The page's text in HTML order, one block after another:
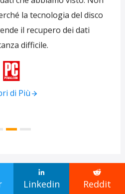

Linkedin

Reddit
la tecnologia del disco
il recupero dei dati
difficile.

di Più